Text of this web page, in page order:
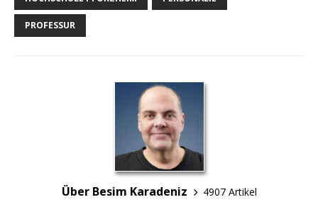
PROFESSUR
Über Besim Karadeniz
4907 Artikel